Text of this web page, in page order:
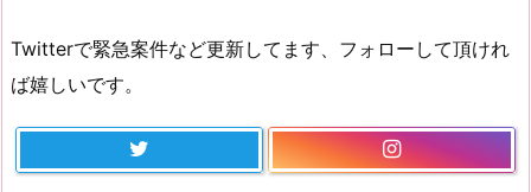
Twitterで緊急案件など更新してます、フォローして頂けれ
ば嬉しいです。